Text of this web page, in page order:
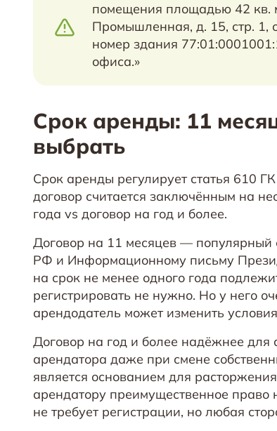
помещения площадью 42 кв.
Промышленная, д. 15, стр.
номер здания
офиса.»
Срок аренды: 11
выбрать
Срок аренды регулирует статья 610
договор считается заключённым на
года vs договор на год и более.
Договор на 11 месяцев — популярный
РФ и Информационному письму
на срок не менее одного года
регистрировать не нужно. Но у него
арендодатель может изменить
Договор на год и более надёжнее для
арендатора даже при смене
является основанием для
арендатору преимущественное
не требует регистрации, но любая